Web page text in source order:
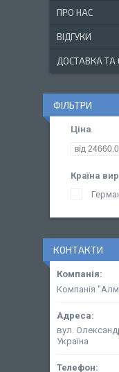
ПРО НАС
ВІДГУКИ
ДОСТАВКА ТА
ФІЛЬТРИ
Ціна
Країна
КОНТАКТИ
Компанія
вул.
Україна